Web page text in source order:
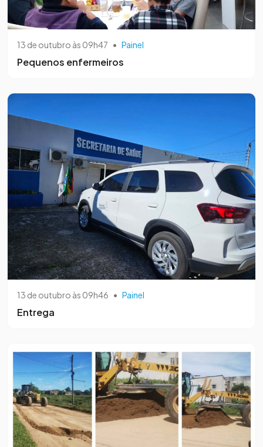
13 de outubro às 09h47 • Painel
Pequenos enfermeiros
13 de outubro às 09h46 • Painel
Entrega